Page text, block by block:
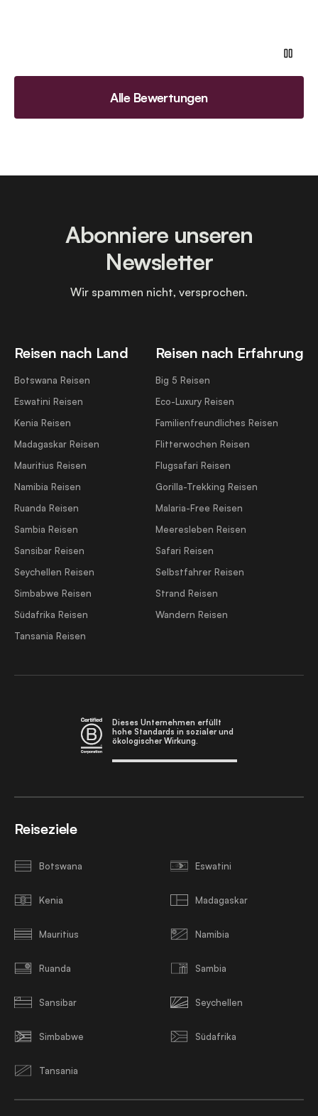
Alle Bewertungen
Reisen nach Land
Botswana Reisen
Eswatini Reisen
Kenia Reisen
Madagaskar Reisen
Mauritius Reisen
Namibia Reisen
Ruanda Reisen
Sambia Reisen
Sansibar Reisen
Seychellen Reisen
Simbabwe Reisen
Südafrika Reisen
Tansania Reisen
Reisen nach Erfahrung
Big 5 Reisen
Eco-Luxury Reisen
Familienfreundliches Reisen
Flitterwochen Reisen
Flugsafari Reisen
Gorilla-Trekking Reisen
Malaria-Free Reisen
Meeresleben Reisen
Safari Reisen
Selbstfahrer Reisen
Strand Reisen
Wandern Reisen
Abonniere unseren
Newsletter
Wir spammen nicht, versprochen.
Dieses Unternehmen erfüllt
hohe Standards in sozialer und
ökologischer Wirkung.
Reiseziele
Botswana Eswatini
Kenia Madagaskar
Mauritius Namibia
Ruanda Sambia
Sansibar Seychellen
Simbabwe Südafrika
Tansania